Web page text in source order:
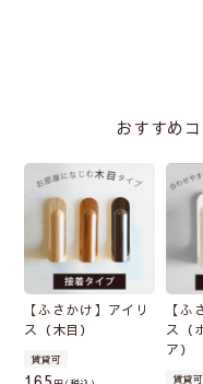
おすすめ
【ふさかけ】アイリ
ス（木目）
賃貸可
【ふ
ス（
ア）
賃貸可